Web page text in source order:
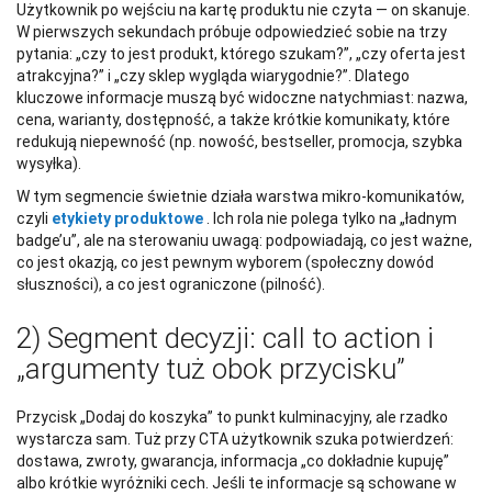
Użytkownik po wejściu na kartę produktu nie czyta — on skanuje.
W pierwszych sekundach próbuje odpowiedzieć sobie na trzy
pytania: „czy to jest produkt, którego szukam?”, „czy oferta jest
atrakcyjna?” i „czy sklep wygląda wiarygodnie?”. Dlatego
kluczowe informacje muszą być widoczne natychmiast: nazwa,
cena, warianty, dostępność, a także krótkie komunikaty, które
redukują niepewność (np. nowość, bestseller, promocja, szybka
wysyłka).
W tym segmencie świetnie działa warstwa mikro-komunikatów,
czyli etykiety produktowe
. Ich rola nie polega tylko na „ładnym
badge’u”, ale na sterowaniu uwagą: podpowiadają, co jest ważne,
co jest okazją, co jest pewnym wyborem (społeczny dowód
słuszności), a co jest ograniczone (pilność).
2) Segment decyzji: call to action i
„argumenty tuż obok przycisku”
Przycisk „Dodaj do koszyka” to punkt kulminacyjny, ale rzadko
wystarcza sam. Tuż przy CTA użytkownik szuka potwierdzeń:
dostawa, zwroty, gwarancja, informacja „co dokładnie kupuję”
albo krótkie wyróżniki cech. Jeśli te informacje są schowane w